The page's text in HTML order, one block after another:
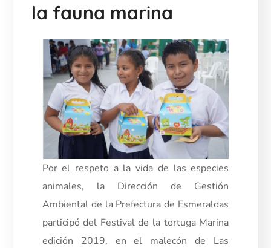
la fauna marina
Por el respeto a la vida de las especies
animales, la Dirección de Gestión
Ambiental de la Prefectura de Esmeraldas
participó del Festival de la tortuga Marina
edición 2019, en el malecón de Las